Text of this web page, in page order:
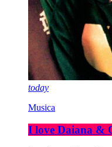
today
Musica
I love Daiana &